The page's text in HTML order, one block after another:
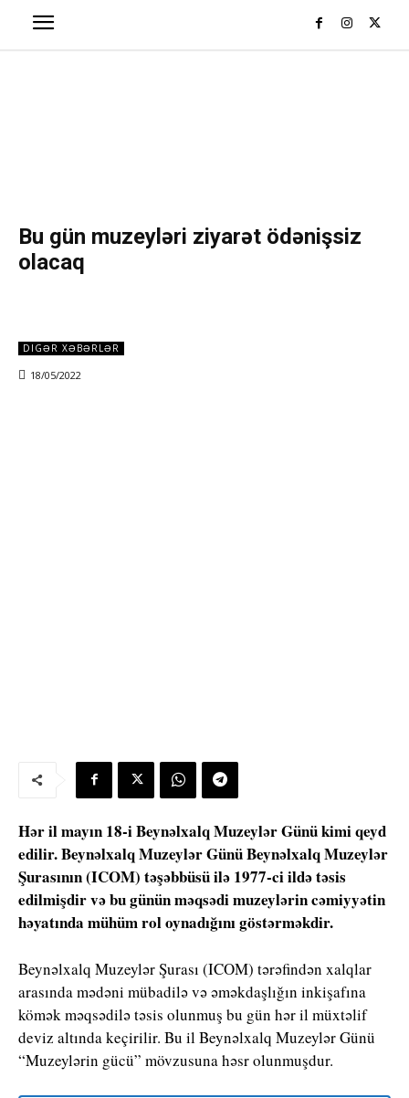
Bu gün muzeyləri ziyarət ödənişsiz
olacaq
DIGƏR XƏBƏRLƏR
18/05/2022
Hər il mayın 18-i Beynəlxalq Muzeylər Günü kimi qeyd
edilir. Beynəlxalq Muzeylər Günü Beynəlxalq Muzeylər
Şurasının (ICOM) təşəbbüsü ilə 1977-ci ildə təsis
edilmişdir və bu günün məqsədi muzeylərin cəmiyyətin
həyatında mühüm rol oynadığını göstərməkdir.
Beynəlxalq Muzeylər Şurası (ICOM) tərəfindən xalqlar
arasında mədəni mübadilə və əməkdaşlığın inkişafına
kömək məqsədilə təsis olunmuş bu gün hər il müxtəlif
deviz altında keçirilir. Bu il Beynəlxalq Muzeylər Günü
“Muzeylərin gücü” mövzusuna həsr olunmuşdur.